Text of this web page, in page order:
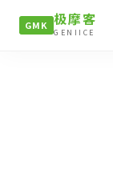
GMK 极摩客
GENIICE